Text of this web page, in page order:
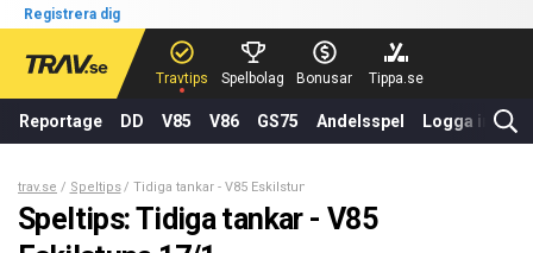
Registrera dig
Travtips Spelbolag Bonusar Tippa.se
Reportage DD V85 V86 GS75 Andelsspel Logga in
trav.se Speltips Tidiga tankar - V85 Eskilstuna 17/1
Speltips: Tidiga tankar - V85